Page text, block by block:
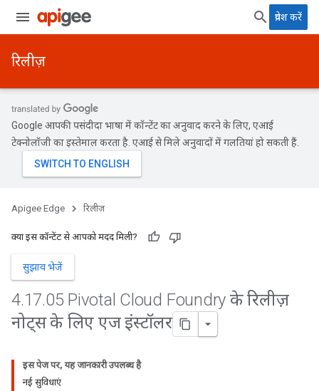
प्रवेश करें
रिलीज़
Google आपकी पसंदीदा भाषा में कॉन्टेंट का अनुवाद करने के लिए, एआई
टेक्नोलॉजी का इस्तेमाल करता है. एआई से मिले अनुवादों में गलतियां हो सकती हैं.
Apigee Edge रिलीज़
क्या इस कॉन्टेंट से आपको मदद मिली?
सुझाव भेजें
4.17.05 Pivotal Cloud Foundry के रिलीज़
नोट्स के लिए एज इंस्टॉलर
इस पेज पर, यह जानकारी उपलब्ध है
नई सुविधाएं